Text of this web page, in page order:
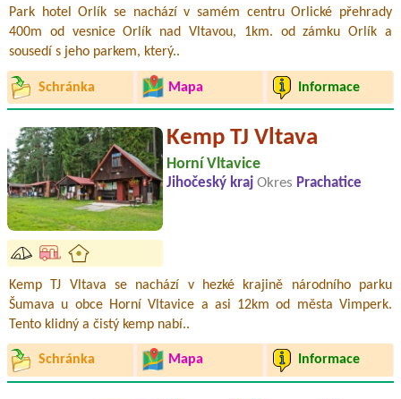
Park hotel Orlík se nachází v samém centru Orlické přehrady
400m od vesnice Orlík nad Vltavou, 1km. od zámku Orlík a
sousedí s jeho parkem, který..
Schránka Mapa Informace
Kemp TJ Vltava
Horní Vltavice
Jihočeský kraj Okres Prachatice
Kemp TJ Vltava se nachází v hezké krajině národního parku
Šumava u obce Horní Vltavice a asi 12km od města Vimperk.
Tento klidný a čistý kemp nabí..
Schránka Mapa Informace